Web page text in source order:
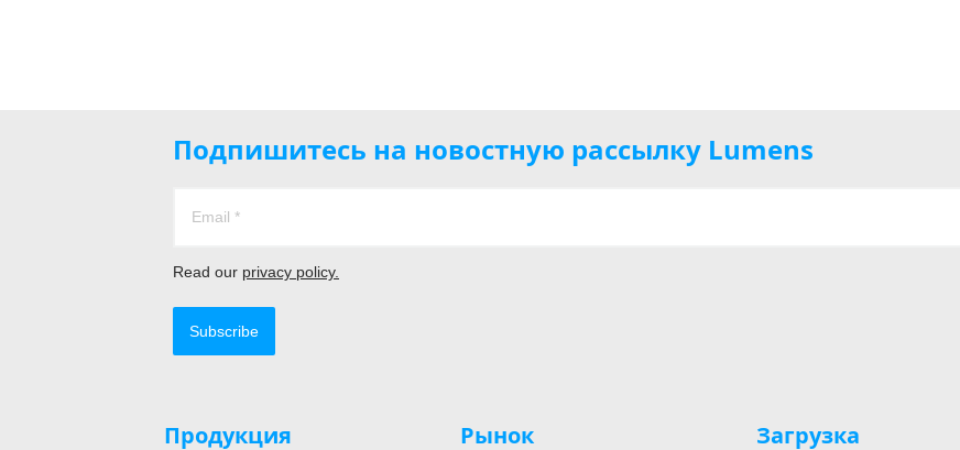
Подпишитесь на новостную рассылку Lumens
Read our privacy policy.
Subscribe
Продукция Рынок Загрузка